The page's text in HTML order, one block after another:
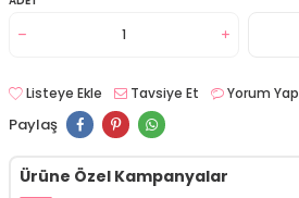
Listeye Ekle Tavsiye Et Yorum Yap
Paylaş
Ürüne Özel Kampanyalar